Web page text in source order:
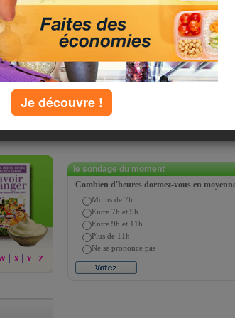
grasses,
mais, dans le
avec de la
à la
X Y Z
le sondage du moment
Combien d'heures dormez-vous en
Moins de 7h
Entre 7h et 9h
Entre 9h et 11h
Plus de 11h
Ne se prononce pas
Je découvre !